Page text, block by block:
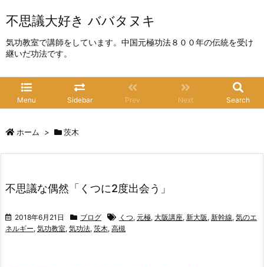
不思議大好き ババタヌキ
気功教室で講師をしています。中国元極功法８００年の伝統を受け
継いだ功法です。
Menu Sidebar Prev Next Search
ホーム > 茨木
不思議な偶然「くつに2度出会う」
2018年6月21日 ブログ くつ, 元極, 大阪講座, 新大阪, 新幹線, 気のエ
ネルギー, 気功教室, 気功法, 茨木, 高槻